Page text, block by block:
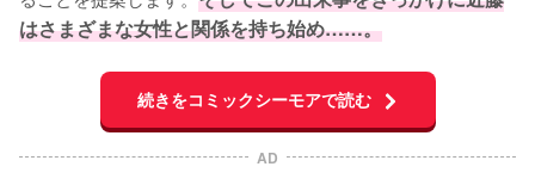
はさまざまな女性と関係を持ち始め……。
続きをコミックシーモアで読む
AD